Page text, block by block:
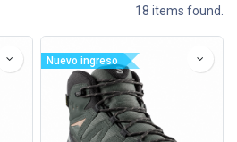
18 items found.
Nuevo ingreso
Ivo · Refugio 73
● En línea